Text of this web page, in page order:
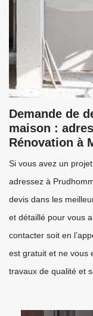
Demande de
maison :
Rénovation à
Si vous avez un
adressez à
devis dans les
et détaillé pour vous
contacter soit en
est gratuit et ne vous
travaux de qualité et